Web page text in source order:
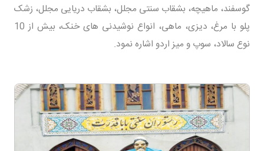
گوسفند، ماهیچه، بشقاب سنتی مجلل، بشقاب دریایی مجلل، زشک
پلو با مرغ، دیزی، ماهی، انواع نوشیدنی های خنک، بیش از 10
نوع سالاد، سوپ و میز اردو اشاره نمود.